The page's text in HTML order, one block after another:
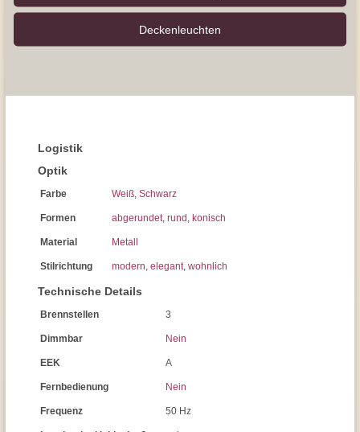
Decken­leuchten
Logistik
Optik
Farbe Weiß, Schwarz
Formen abgerundet, rund , konisch
Material Metall
Stilrichtung modern, elegant, wohnlich
Technische Details
Brennstellen 3
Dimmbar Nein
EEK A
Fernbedienung Nein
Frequenz 50 Hz